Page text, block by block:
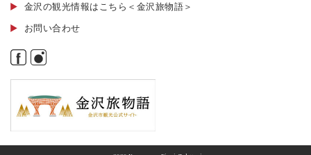
金沢の観光情報はこちら＜金沢旅物語＞
お問い合わせ